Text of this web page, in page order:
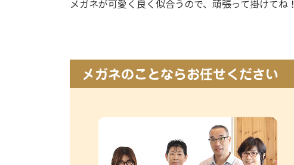
メガネが可愛く良く似合うので、頑張って掛けてね！
メガネのことならお任せください